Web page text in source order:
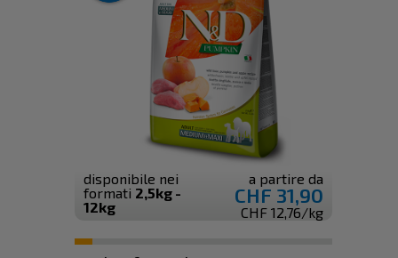
disponibile nei
formati 2,5kg -
12kg
a partire da
CHF 31,90
CHF 12,76/kg